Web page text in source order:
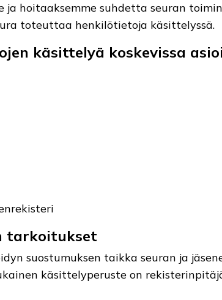
hoitaaksemme suhdetta seuran
toteuttaa henkilötietoja käsittelyssä.
käsittelyä koskevissa
tarkoitukset
suostumuksen taikka seuran ja
käsittelyperuste on